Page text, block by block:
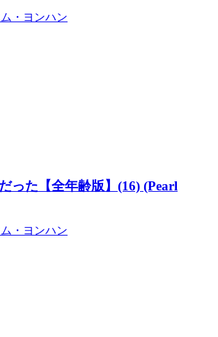
・ヨンハン
った【全年齢版】(16) (Pearl
・ヨンハン